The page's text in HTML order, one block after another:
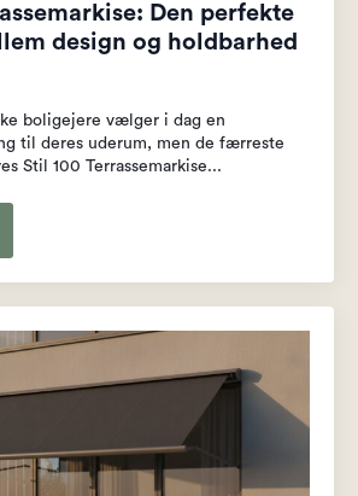
Den perfekte
design og holdbarhed
boligejere vælger i dag en
til deres uderum, men de færreste
Stil 100 Terrassemarkise...